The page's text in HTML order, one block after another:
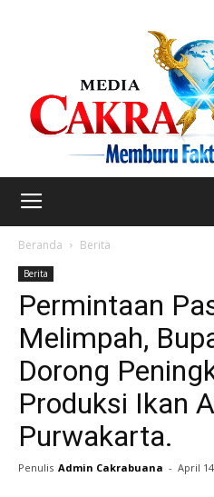
Beranda Berita
Berita
Permintaan
Melimpah,
Dorong
Produksi Ikan
Purwakarta.
Penulis Admin Cakrabuana - April